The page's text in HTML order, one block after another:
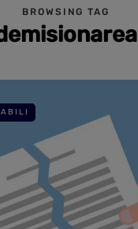
BROWSING TAG